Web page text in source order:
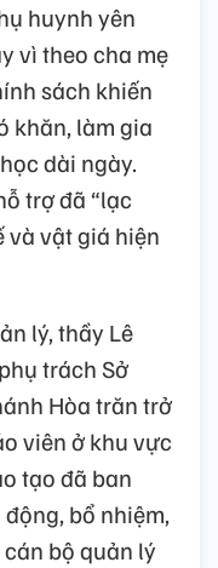
huynh yên
vì theo cha mẹ
sách khiến
khăn, làm gia
dài ngày.
trợ đã “lạc
và vật giá hiện
lý, thầy Lê
trách Sở
Hòa trăn trở
viên ở khu vực
tạo đã ban
bổ nhiệm,
bộ quản lý